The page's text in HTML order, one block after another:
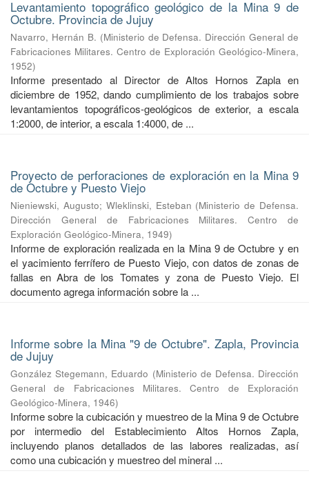
Levantamiento topográfico geológico de la Mina 9 de
Octubre. Provincia de Jujuy
Navarro, Hernán B. (Ministerio de Defensa. Dirección General de
Fabricaciones Militares. Centro de Exploración Geológico-Minera,
1952)
Informe presentado al Director de Altos Hornos Zapla en
diciembre de 1952, dando cumplimiento de los trabajos sobre
levantamientos topográficos-geológicos de exterior, a escala
1:2000, de interior, a escala 1:4000, de ...
Proyecto de perforaciones de exploración en la Mina 9
de Octubre y Puesto Viejo
Nieniewski, Augusto; Wleklinski, Esteban (Ministerio de Defensa.
Dirección General de Fabricaciones Militares. Centro de
Exploración Geológico-Minera, 1949)
Informe de exploración realizada en la Mina 9 de Octubre y en
el yacimiento ferrífero de Puesto Viejo, con datos de zonas de
fallas en Abra de los Tomates y zona de Puesto Viejo. El
documento agrega información sobre la ...
Informe sobre la Mina "9 de Octubre". Zapla, Provincia
de Jujuy
González Stegemann, Eduardo (Ministerio de Defensa. Dirección
General de Fabricaciones Militares. Centro de Exploración
Geológico-Minera, 1946)
Informe sobre la cubicación y muestreo de la Mina 9 de Octubre
por intermedio del Establecimiento Altos Hornos Zapla,
incluyendo planos detallados de las labores realizadas, así
como una cubicación y muestreo del mineral ...